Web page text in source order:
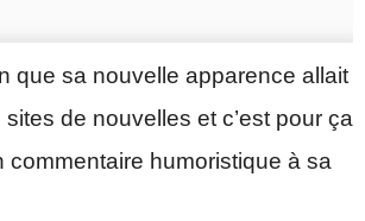
que sa nouvelle apparence allait
de nouvelles et c’est pour ça
commentaire humoristique à sa